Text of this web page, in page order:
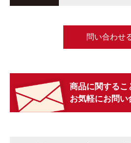
問い合わせ
商品に関するこ
お気軽にお問